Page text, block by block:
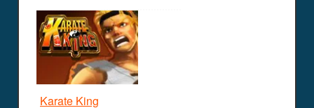
Karate King